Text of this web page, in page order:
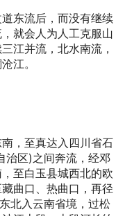
东流后，而没有继续
就会人为人工克服山
江并流，北水南流，
江。
，至真达入四川省石
治区)之间奔流，经邓
至白玉县城西北的欧
曲口、热曲口，再径
北入云南省境，过松